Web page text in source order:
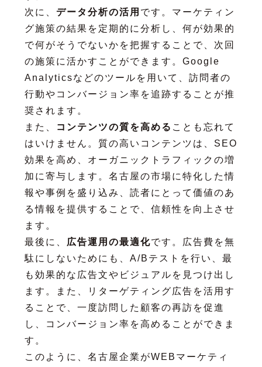
次に、 データ分析の活用 です。マーケティン
グ施策の結果を定期的に分析し、何が効果的
で何がそうでないかを把握することで、次回
の施策に活かすことができます。Google
Analyticsなどのツールを用いて、訪問者の
行動やコンバージョン率を追跡することが推
奨されます。
また、
コンテンツの質を高める ことも忘れて
はいけません。質の高いコンテンツは、SEO
効果を高め、オーガニックトラフィックの増
加に寄与します。名古屋の市場に特化した情
報や事例を盛り込み、読者にとって価値のあ
る情報を提供することで、信頼性を向上させ
ます。
最後に、 広告運用の最適化です。広告費を無
駄にしないためにも、A/Bテストを行い、最
も効果的な広告文やビジュアルを見つけ出し
ます。また、リターゲティング広告を活用す
ることで、一度訪問した顧客の再訪を促進
し、コンバージョン率を高めることができま
す。
このように、名古屋企業がWEBマーケティ